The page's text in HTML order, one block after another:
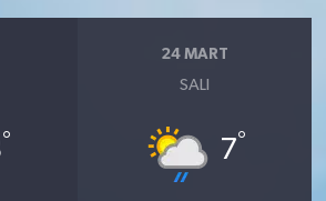
°
24 MART
SALI
7°